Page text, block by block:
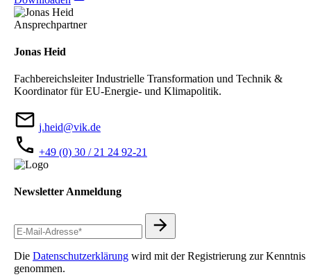
Ansprechpartner
Jonas Heid
Fachbereichsleiter Industrielle Transformation und Technik &
Koordinator für EU-Energie- und Klimapolitik.
j.heid@vik.de
+49 (0) 30 / 21 24 92-21
Newsletter Anmeldung
Die Datenschutzerklärung wird mit der Registrierung zur Kenntnis
genommen.